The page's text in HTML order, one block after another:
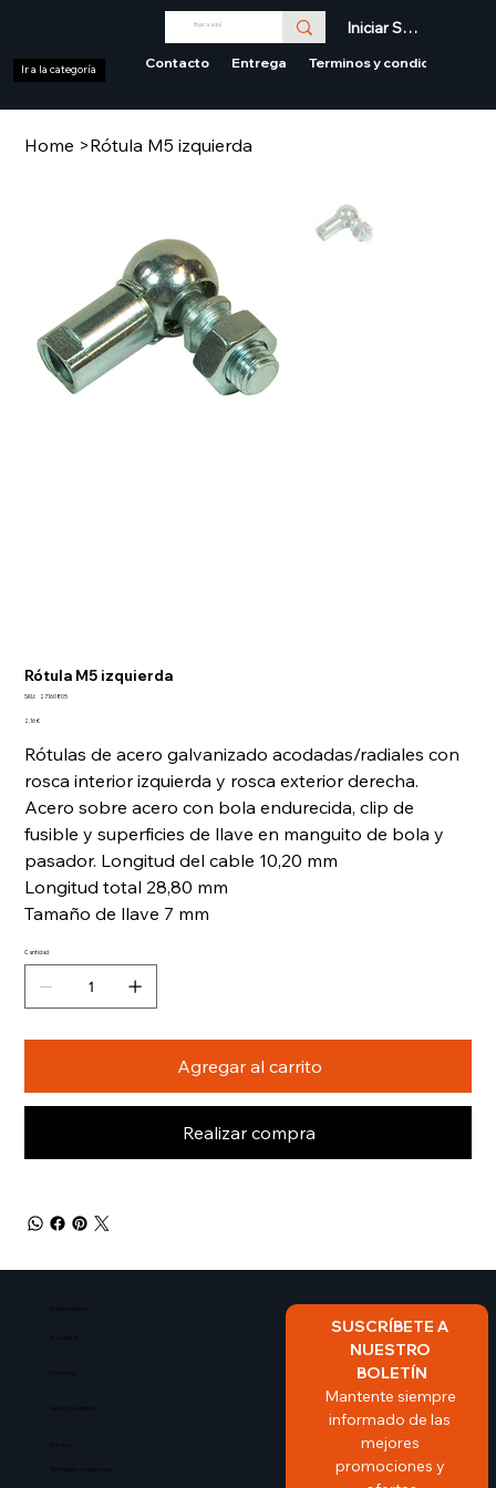
Iniciar Sesión
Contacto Entrega Terminos y condiciones
Ir a la categoría
Home >Rótula M5 izquierda
Rótula M5 izquierda
SKU:
SKU
27160805
Precio
2,16 €
Rótulas de acero galvanizado acodadas/radiales con
rosca interior izquierda y rosca exterior derecha.
Acero sobre acero con bola endurecida, clip de
fusible y superficies de llave en manguito de bola y
pasador. Longitud del cable 10,20 mm
Longitud total 28,80 mm
Tamaño de llave 7 mm
Cantidad
Agregar al carrito
Realizar compra
Mi Cuenta
Contacto
Entrega
SUSCRÍBETE A
NUESTRO
BOLETÍN
Mantente siempre
informado de las
mejores
promociones y